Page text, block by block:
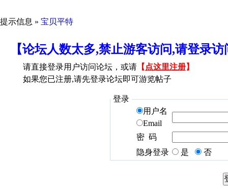
提示信息 » 宝贝平特
【论坛人数太多,禁止游客访问,请登录
请直接登录用户访问论坛，或请 【 点这里注册】
如果您已注册,请先登录论坛即可游览帖子
登录
用户名
Email
密 码
隐身登录
是 否